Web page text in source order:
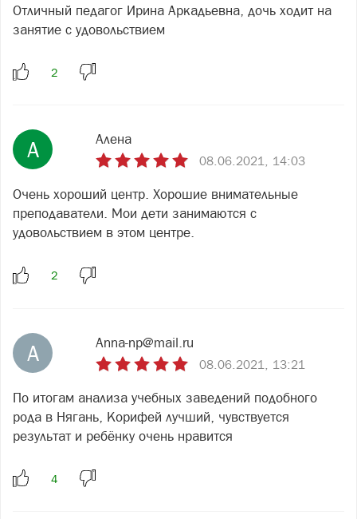
Отличный педагог Ирина Аркадьевна, дочь ходит на
занятие с удовольствием
А Алена
08.06.2021, 14:03
Очень хороший центр. Хорошие внимательные
преподаватели. Мои дети занимаются с
удовольствием в этом центре.
A Anna-np@mail.ru
08.06.2021, 13:21
По итогам анализа учебных заведений подобного
рода в Нягань, Корифей лучший, чувствуется
результат и ребёнку очень нравится